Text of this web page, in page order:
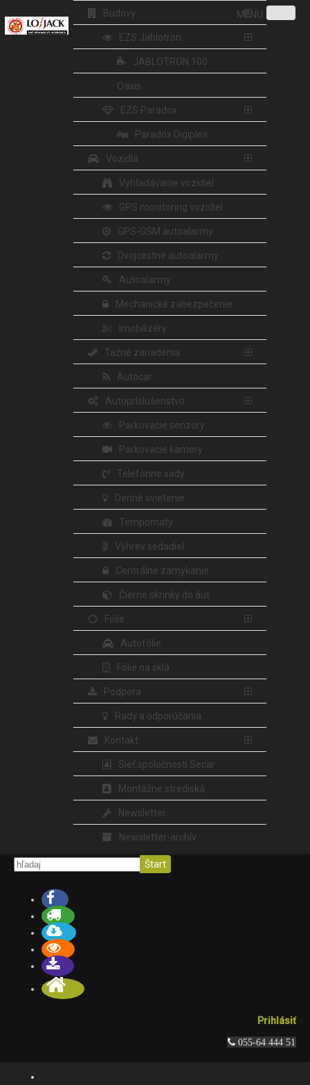
MENU
Budovy
EZS Jablotron
JABLOTRON 100
Oasis
EZS Paradox
Paradox Digiplex
Vozidlá
Vyhľadávanie vozidiel
GPS monitoring vozidiel
GPS-GSM autoalarmy
Dvojcestné autoalarmy
Autoalarmy
Mechanické zabezpečenie
Imobilizéry
Ťažné zariadenia
Autocar
Autopríslušenstvo
Parkovacie senzory
Parkovacie kamery
Telefónne sady
Denné svietenie
Tempomaty
Výhrev sedadiel
Centrálne zamykanie
Čierne skrinky do áut
Fólie
Autofólie
Fólie na sklá
Podpora
Rady a odporúčania
Kontakt
Sieť spoločnosti Secar
Montážne strediská
Newsletter
Newsletter-archív
Štart
Prihlásiť
055-64 444 51